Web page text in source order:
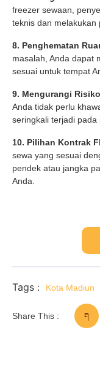
freezer sewaan,
teknis dan melakukan
8. Penghematan
masalah, Anda dapat
sesuai untuk tempat
9. Mengurangi
Anda tidak perlu
seringkali terjadi pada
10. Pilihan Kontrak
sewa yang sesuai
pendek atau jangka
Anda.
Tags : Kota Madiun
Share This :